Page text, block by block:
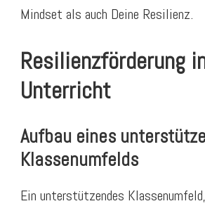
Mindset als auch Deine Resilienz.
Resilienzförderung
Unterricht
Aufbau eines
Klassenumfelds
Ein unterstützendes